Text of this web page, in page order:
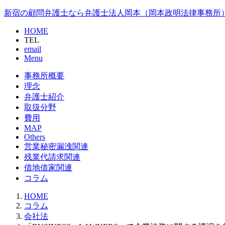
新宿の顧問弁護士なら弁護士法人岡本（岡本政明法律事務所
HOME
TEL
email
Menu
事務所概要
理念
弁護士紹介
取扱分野
費用
MAP
Others
営業秘密漏洩関連
残業代請求関連
借地借家関連
コラム
HOME
コラム
会社法